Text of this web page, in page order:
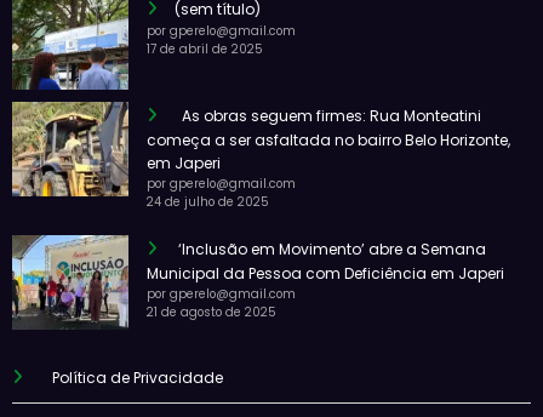
(sem título)
por gperelo@gmail.com
17 de abril de 2025
As obras seguem firmes: Rua Monteatini
começa a ser asfaltada no bairro Belo Horizonte,
em Japeri
por gperelo@gmail.com
24 de julho de 2025
‘Inclusão em Movimento’ abre a Semana
Municipal da Pessoa com Deficiência em Japeri
por gperelo@gmail.com
21 de agosto de 2025
Política de Privacidade